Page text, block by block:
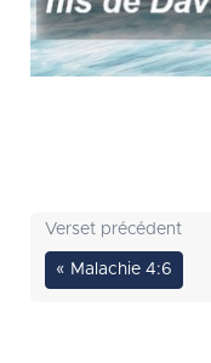
Verset précédent
« Malachie 4:6